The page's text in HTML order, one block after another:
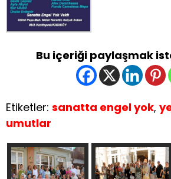
Bu içeriği paylaşmak
Etiketler: sanatta engel yok,
umutlar